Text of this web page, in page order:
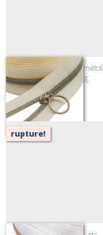
bordure ECRUE _ zip métal
LAITON ANTIQUE
Sur demande
rupture!